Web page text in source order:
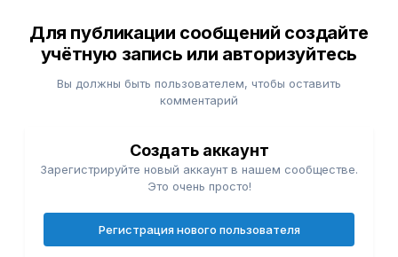
Для публикации сообщений создайте
учётную запись или авторизуйтесь
Вы должны быть пользователем, чтобы оставить
комментарий
Создать аккаунт
Зарегистрируйте новый аккаунт в нашем сообществе.
Это очень просто!
Регистрация нового пользователя